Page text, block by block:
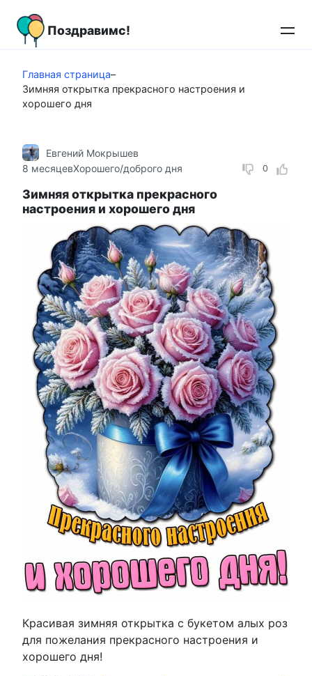
контенту
Поздравимс!
Главная страница–
Зимняя открытка прекрасного настроения и
хорошего дня
0
Евгений Мокрышев
8 месяцевХорошего/доброго дня
Зимняя открытка прекрасного
настроения и хорошего дня
Красивая зимняя открытка с букетом алых роз
для пожелания прекрасного настроения и
хорошего дня!